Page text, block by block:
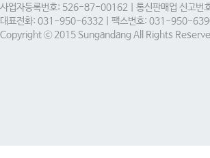
사업자등록번호: 526-87-00162 | 통신판매업 신고번
대표전화: 031-950-6332 | 팩스번호: 031-950-
Copyright ⓒ 2015 Sungandang All Rights